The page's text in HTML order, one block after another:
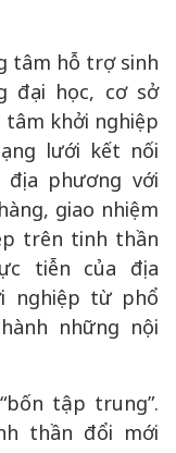
tâm hỗ trợ sinh
đại học, cơ sở
tâm khởi nghiệp
lưới kết nối
phương với
giao nhiệm
trên tinh thần
tiễn của địa
nghiệp từ phổ
những nội
tập trung”.
thần đổi mới